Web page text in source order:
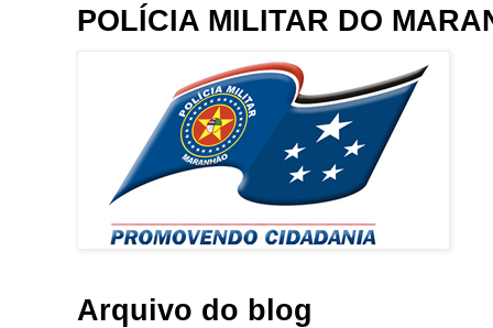
POLÍCIA MILITAR DO
Arquivo do blog